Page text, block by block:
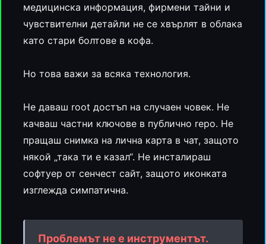
медицинска информация, фирмени тайни и
чувствителни детайли не се хвърлят в облака
като стари болтове в кофа.
Но това важи за всяка технология.
Не даваш root достъп на случаен човек. Не
качваш частни ключове в публично repo. Не
пращаш снимка на лична карта в чат, защото
някой „така ти е казал“. Не инсталираш
софтуер от сенчест сайт, защото иконката
изглежда симпатична.
Проблемът не е инструментът.